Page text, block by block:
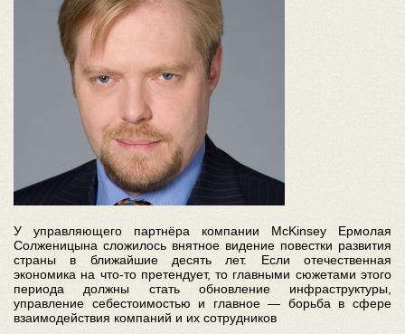
У управляющего партнёра компании McKinsey Ермолая
Солженицына сложилось внятное видение повестки развития
страны в ближайшие десять лет. Если отечественная
экономика на что-то претендует, то главными сюжетами этого
периода должны стать обновление инфраструктуры,
управление себестоимостью и главное — борьба в сфере
взаимодействия компаний и их сотрудников